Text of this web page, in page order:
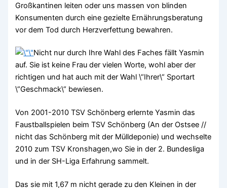
Großkantinen leiten oder uns massen von blinden
Konsumenten durch eine gezielte Ernährungsberatung
vor dem Tod durch Herzverfettung bewahren.
Nicht nur durch Ihre Wahl des Faches fällt Yasmin
auf. Sie ist keine Frau der vielen Worte, wohl aber der
richtigen und hat auch mit der Wahl \“Ihrer\“ Sportart
\“Geschmack\“ bewiesen.
Von 2001-2010 TSV Schönberg erlernte Yasmin das
Faustballspielen beim TSV Schönberg (An der Ostsee //
nicht das Schönberg mit der Mülldeponie) und wechselte
2010 zum TSV Kronshagen,wo Sie in der 2. Bundesliga
und in der SH-Liga Erfahrung sammelt.
Das sie mit 1,67 m nicht gerade zu den Kleinen in der